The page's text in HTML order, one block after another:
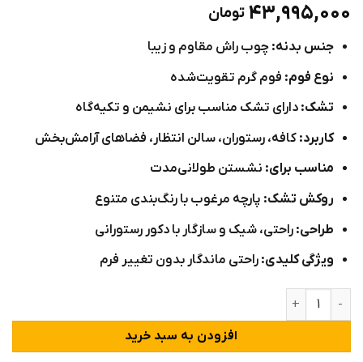
۳
از ۵
مشتری
۴۳,۹۹۵,۰۰۰ تومان
جنس بدنه: چوب راش مقاوم و زیبا
نوع فوم: فوم گرم تقویت‌شده
تشک: دارای تشک مناسب برای نشیمن و تکیه‌گاه
کاربرد: کافه، رستوران، سالن انتظار، فضاهای آرامش‌بخش
مناسب برای: نشستن طولانی‌مدت
روکش تشک: پارچه مرغوب با رنگ‌بندی متنوع
طراحی: راحتی، شیک و سازگار با دکور رستورانی
ویژگی کلیدی: راحتی ماندگار بدون تغییر فرم
مبل راحتی رستورانی مدل بنیتو عدد
افزودن به سبد خرید